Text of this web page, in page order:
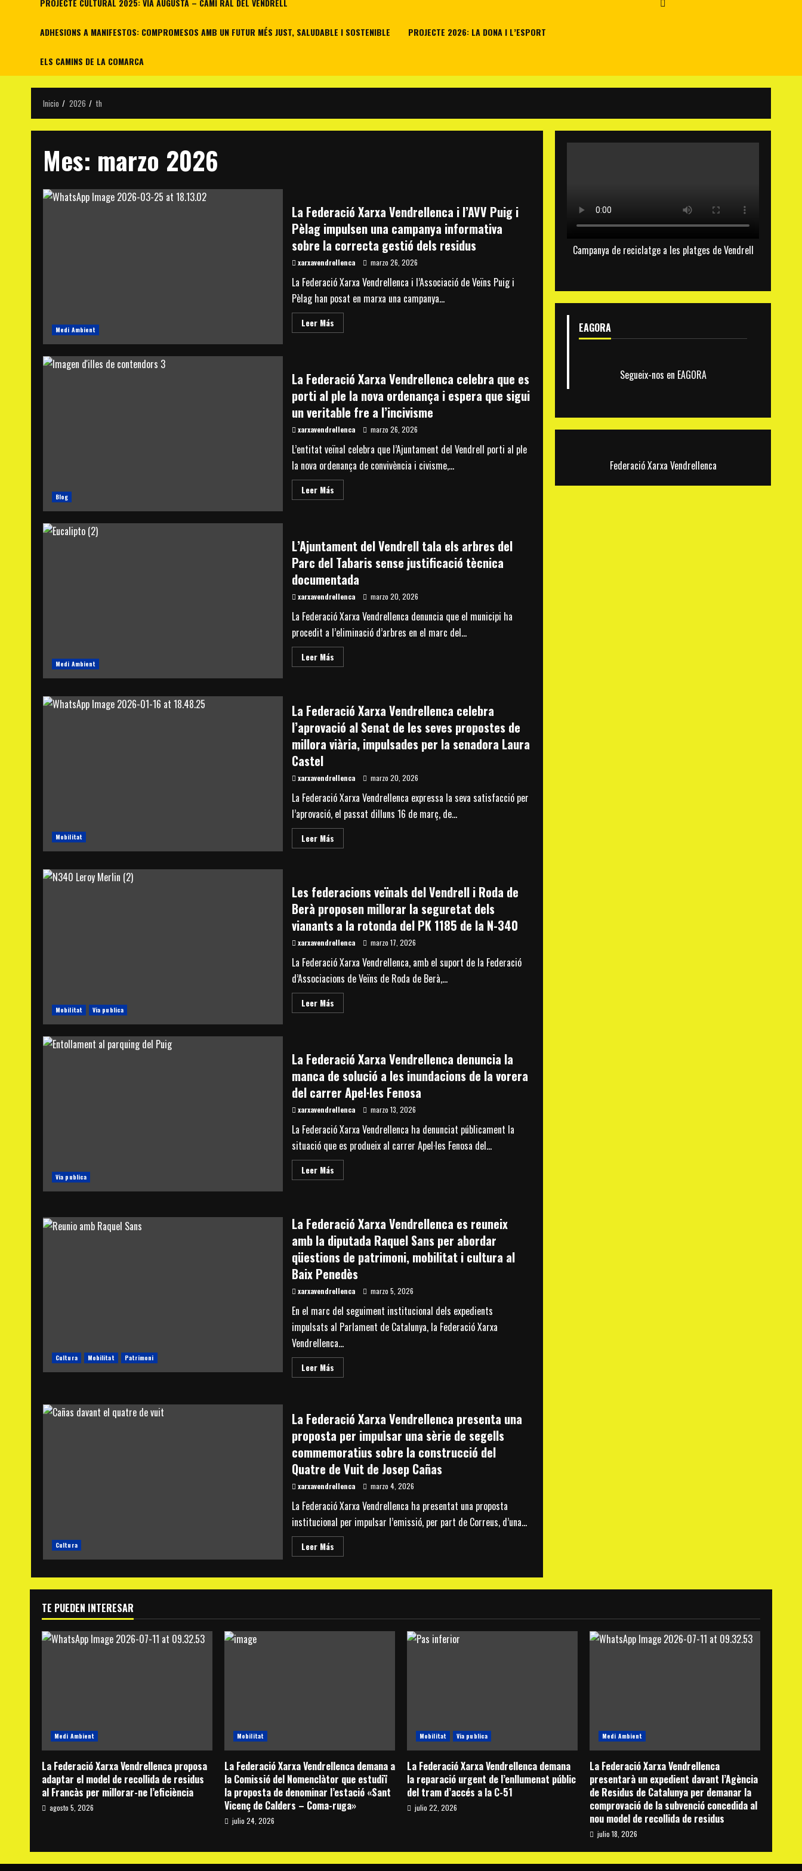
PROJECTE CULTURAL 2025: VIA AUGUSTA – CAMÍ RAL DEL VENDRELL
ADHESIONS A MANIFESTOS: COMPROMESOS AMB UN FUTUR MÉS JUST, SALUDABLE I SOSTENIBLE PROJECTE 2026: LA DONA I L’ESPORT
ELS CAMINS DE LA COMARCA
Inicio 2026 th
Mes: marzo 2026
Medi Ambient
La Federació Xarxa Vendrellenca i l’AVV Puig i
Pèlag impulsen una campanya informativa
sobre la correcta gestió dels residus
xarxavendrellenca marzo 26, 2026
La Federació Xarxa Vendrellenca i l’Associació de Veïns Puig i
Pèlag han posat en marxa una campanya...
Leer MásRead
more
Vendrellenca
i
l’AVV
Puig
i
Pèlag
una
informativa
sobre
la
correcta
gestió
dels
residus
Blog
La Federació Xarxa Vendrellenca celebra que es
porti al ple la nova ordenança i espera que sigui
un veritable fre a l’incivisme
xarxavendrellenca marzo 26, 2026
L’entitat veïnal celebra que l’Ajuntament del Vendrell porti al ple
la nova ordenança de convivència i civisme,...
Leer MásRead
more
Vendrellenca
celebra
que
porti
al
la
ordenança
i
espera
que
sigui
un
veritable
Medi Ambient
L’Ajuntament del Vendrell tala els arbres del
Parc del Tabaris sense justificació tècnica
documentada
xarxavendrellenca marzo 20, 2026
La Federació Xarxa Vendrellenca denuncia que el municipi ha
procedit a l’eliminació d’arbres en el marc del...
Leer MásRead
more
tala
els
arbres
del
Parc
del
justificació
tècnica
Mobilitat
La Federació Xarxa Vendrellenca celebra
l’aprovació al Senat de les seves propostes de
millora viària, impulsades per la senadora Laura
Castel
xarxavendrellenca marzo 20, 2026
La Federació Xarxa Vendrellenca expressa la seva satisfacció per
l’aprovació, el passat dilluns 16 de març, de...
Leer MásRead
more
Vendrellenca
celebra
l’aprovació
al
Senat
de
les
seves
de
viària,
per
la
senadora
Mobilitat Via publica
Les federacions veïnals del Vendrell i Roda de
Berà proposen millorar la seguretat dels
vianants a la rotonda del PK 1185 de la N-340
xarxavendrellenca marzo 17, 2026
La Federació Xarxa Vendrellenca, amb el suport de la Federació
d’Associacions de Veïns de Roda de Berà,...
Leer MásRead
more
Vendrell
i
Roda
Berà
proposen
millorar
seguretat
dels
vianants
a
la
rotonda
del
N-
340
Via publica
La Federació Xarxa Vendrellenca denuncia la
manca de solució a les inundacions de la vorera
del carrer Apel·les Fenosa
xarxavendrellenca marzo 13, 2026
La Federació Xarxa Vendrellenca ha denunciat públicament la
situació que es produeix al carrer Apel·les Fenosa del...
Leer MásRead
more
Vendrellenca
denuncia
la
manca
de
solució
a
les
inundacions
de
vorera
carrer
Fenosa
Cultura Mobilitat Patrimoni
La Federació Xarxa Vendrellenca es reuneix
amb la diputada Raquel Sans per abordar
qüestions de patrimoni, mobilitat i cultura al
Baix Penedès
xarxavendrellenca marzo 5, 2026
En el marc del seguiment institucional dels expedients
impulsats al Parlament de Catalunya, la Federació Xarxa
Vendrellenca...
Leer MásRead
more
Vendrellenca
es
reuneix
amb
la
diputada
Raquel
Sans
per
abordar
qüestions
de
patrimoni,
mobilitat
i
al
Baix
Cultura
La Federació Xarxa Vendrellenca presenta una
proposta per impulsar una sèrie de segells
commemoratius sobre la construcció del
Quatre de Vuit de Josep Cañas
xarxavendrellenca marzo 4, 2026
La Federació Xarxa Vendrellenca ha presentat una proposta
institucional per impulsar l’emissió, per part de Correus, d’una...
Leer MásRead
more
Federació
Xarxa
proposta
per
Josep
Cañas
Campanya de reciclatge a les platges de Vendrell
EAGORA
Segueix-nos en EAGORA
Federació Xarxa Vendrellenca
TE PUEDEN INTERESAR
Medi Ambient
La Federació Xarxa Vendrellenca proposa
adaptar el model de recollida de residus
al Francàs per millorar-ne l’eficiència
agosto 5, 2026
Mobilitat
La Federació Xarxa Vendrellenca demana a
la Comissió del Nomenclàtor que estudiï
la proposta de denominar l’estació «Sant
Vicenç de Calders – Coma-ruga»
julio 24, 2026
Mobilitat Via publica
La Federació Xarxa Vendrellenca demana
la reparació urgent de l’enllumenat públic
del tram d’accés a la C-51
julio 22, 2026
Medi Ambient
La Federació Xarxa Vendrellenca
presentarà un expedient davant l’Agència
de Residus de Catalunya per demanar la
comprovació de la subvenció concedida al
nou model de recollida de residus
julio 18, 2026